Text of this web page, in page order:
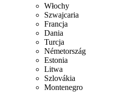
Włochy
Szwajcaria
Francja
Dania
Turcja
Németország
Estonia
Litwa
Szlovákia
Montenegro